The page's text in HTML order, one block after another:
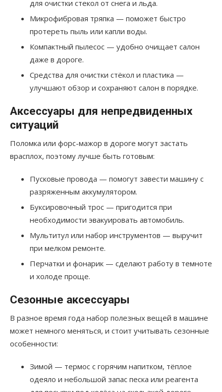
для очистки стекол от снега и льда.
Микрофибровая тряпка — поможет быстро
протереть пыль или капли воды.
Компактный пылесос — удобно очищает салон
даже в дороге.
Средства для очистки стёкол и пластика —
улучшают обзор и сохраняют салон в порядке.
Аксессуары для непредвиденных
ситуаций
Поломка или форс-мажор в дороге могут застать
врасплох, поэтому лучше быть готовым:
Пусковые провода — помогут завести машину с
разряженным аккумулятором.
Буксировочный трос — пригодится при
необходимости эвакуировать автомобиль.
Мультитул или набор инструментов — выручит
при мелком ремонте.
Перчатки и фонарик — сделают работу в темноте
и холоде проще.
Сезонные аксессуары
В разное время года набор полезных вещей в машине
может немного меняться, и стоит учитывать сезонные
особенности:
Зимой — термос с горячим напитком, тёплое
одеяло и небольшой запас песка или реагента